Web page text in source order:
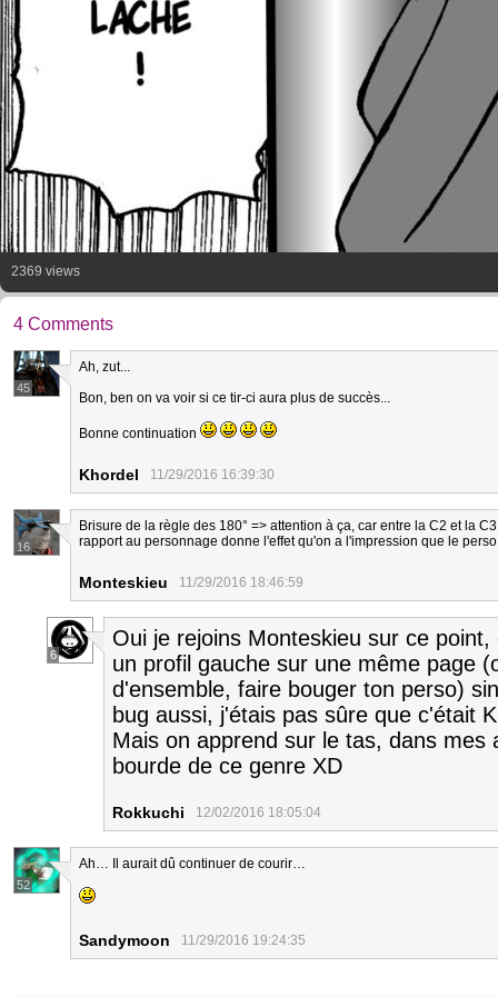
2369 views
4 Comments
45
Ah, zut...
Bon, ben on va voir si ce tir-ci aura plus de succès...
Bonne continuation
Khordel 11/29/2016 16:39:30
16
Brisure de la règle des 180° => attention à ça, car entre la C2 et la
rapport au personnage donne l'effet qu'on a l'impression que le
Monteskieu 11/29/2016 18:46:59
6
Oui je rejoins Monteskieu sur ce
un profil gauche sur une même page
d'ensemble, faire bouger ton perso)
bug aussi, j'étais pas sûre que c'était
Mais on apprend sur le tas, dans mes
bourde de ce genre XD
Rokkuchi 12/02/2016 18:05:04
52
Ah… Il aurait dû continuer de courir…
Sandymoon 11/29/2016 19:24:35